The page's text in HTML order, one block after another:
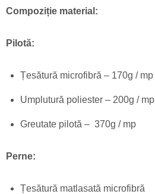
Compoziție material:
Pilotă:
Țesătură microfibră – 170g / mp
Umplutură poliester – 200g / mp
Greutate pilotă – 370g / mp
Perne:
Țesătură matlasată microfibră